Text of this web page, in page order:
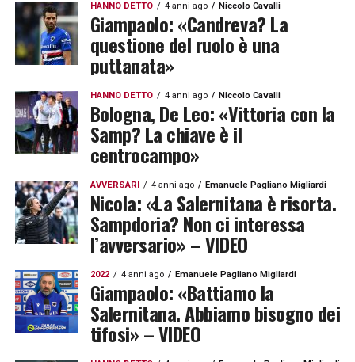
HANNO DETTO 4 anni ago Niccolo Cavalli
Giampaolo: «Candreva? La
questione del ruolo è una
puttanata»
HANNO DETTO 4 anni ago Niccolo Cavalli
Bologna, De Leo: «Vittoria con la
Samp? La chiave è il
centrocampo»
AVVERSARI 4 anni ago Emanuele Pagliano Migliardi
Nicola: «La Salernitana è risorta.
Sampdoria? Non ci interessa
l’avversario» – VIDEO
2022 4 anni ago Emanuele Pagliano Migliardi
Giampaolo: «Battiamo la
Salernitana. Abbiamo bisogno dei
tifosi» – VIDEO